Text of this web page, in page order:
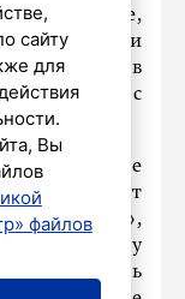
обработке,
Ленобласти
направили в
конкурс
года уже
ведут
объёму
сайту
для
Вы
файлов